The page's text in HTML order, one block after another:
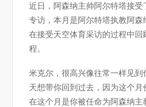
近日，阿森纳主帅阿尔特塔接受
专访，本月是阿尔特塔执教阿森
在接受天空体育采访的过程中回
程。
米克尔，很高兴像往常一样见到
天想带你回到过去，因为这个月
在这个月是你被任命为阿森纳主